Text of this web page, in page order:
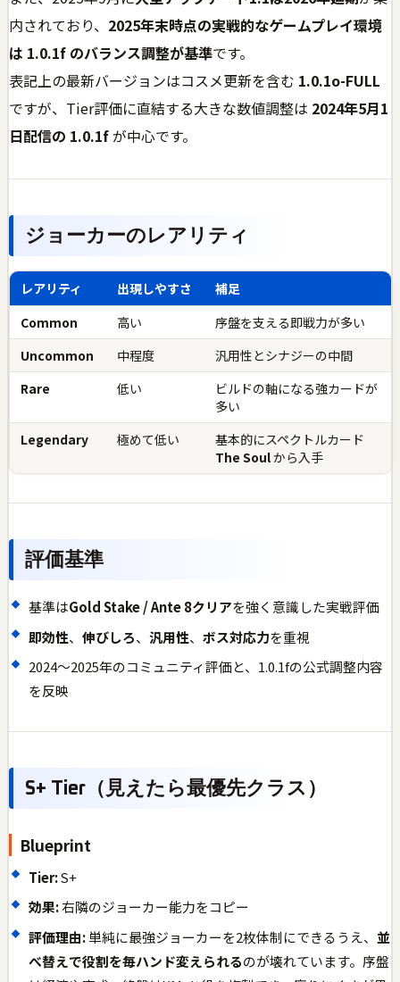
内されており、 2025年末時点の実戦的なゲームプレイ環境
は 1.0.1f のバランス調整が基準です。
表記上の最新バージョンはコスメ更新を含む 1.0.1o-FULL
ですが、Tier評価に直結する大きな数値調整は 2024年5月1
日配信の 1.0.1fが中心です。
ジョーカーのレアリティ
レアリティ 出現しやすさ
補足
Common
高い
序盤を支える即戦力が多い
Uncommon
中程度
汎用性とシナジーの中間
Rare
低い
ビルドの軸になる強カードが
多い
Legendary
極めて低い
基本的にスペクトルカード
The Soulから入手
評価基準
基準はGold Stake / Ante 8クリアを強く意識した実戦評価
即効性、 伸びしろ、 汎用性、 ボス対応力を重視
2024〜2025年のコミュニティ評価と、1.0.1fの公式調整内容
を反映
S+ Tier（見えたら最優先クラス）
Blueprint
Tier:S+
効果:右隣のジョーカー能力をコピー
評価理由:単純に最強ジョーカーを2枚体制にできるうえ、 並
べ替えで役割を毎ハンド変えられるのが壊れています。序盤